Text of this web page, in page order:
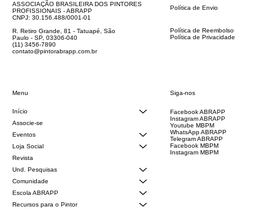
ASSOCIAÇÃO BRASILEIRA DOS PINTORES
PROFISSIONAIS - ABRAPP
CNPJ: 30.156.488/0001-01
R. Retiro Grande, 81 - Tatuapé, São
Paulo - SP, 03306-040
(11) 3456-7890
contato@pintorabrapp.com.br
Menu
Início
Associe-se
Eventos
Loja Social
Revista
Und. Pesquisas
Comunidade
Escola ABRAPP
Recursos para o Pintor
Política de Envio
Política de Reembolso
Política de Privacidade
Siga-nos
Facebook ABRAPP
Instagram ABRAPP
Youtube MBPM
WhatsApp ABRAPP
Telegram ABRAPP
Facebook MBPM
Instagram MBPM